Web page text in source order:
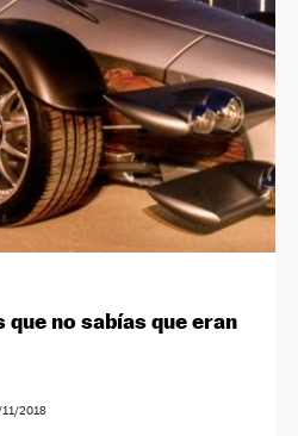
no sabías que eran
2018